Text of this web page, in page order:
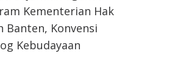
Kementerian Hak
Banten, Konvensi
Kebudayaan